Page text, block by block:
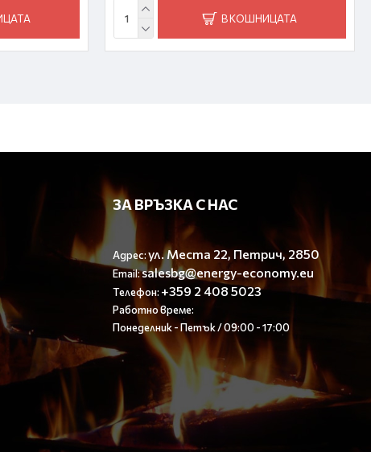
В КОШНИЦАТА
ЗА ВРЪЗКА С НАС
Адрес:ул. Места 22, Петрич, 2850
Email:salesbg@energy-economy.eu
Телефон: +359 2 408 5023
Работно време:
Понеделник - Петък / 09:00 - 17:00